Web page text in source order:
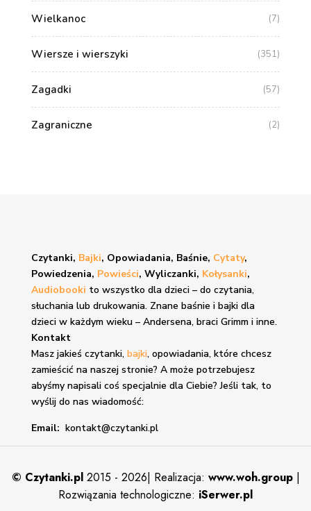
Wielkanoc (7)
Wiersze i wierszyki (351)
Zagadki (57)
Zagraniczne (2)
Czytanki, Bajki, Opowiadania, Baśnie, Cytaty,
Powiedzenia, Powieści, Wyliczanki, Kołysanki,
Audiobooki to wszystko dla dzieci – do czytania,
słuchania lub drukowania. Znane baśnie i bajkidla
dzieci w każdym wieku – Andersena, braci Grimm i inne.
Kontakt
Masz jakieś czytanki, bajki, opowiadania, które chcesz
zamieścić na naszej stronie? A może potrzebujesz
abyśmy napisali coś specjalnie dla Ciebie? Jeśli tak, to
wyślij do nas wiadomość:
Email: kontakt@czytanki.pl
© Czytanki.pl 2015 - 2026| Realizacja: www.woh.group |
Rozwiązania technologiczne: iSerwer.pl